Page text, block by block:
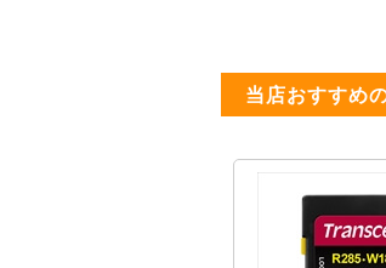
当店おすすめ